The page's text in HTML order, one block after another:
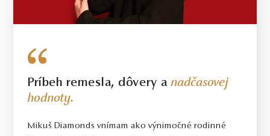
Príbeh remesla, dôvery anadčasovej
hodnoty.
Mikuš Diamonds vnímam ako výnimočné rodinné